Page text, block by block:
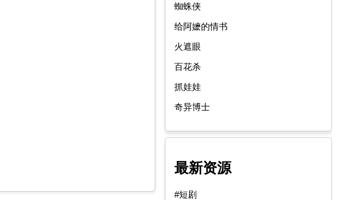
蜘蛛侠
给阿嬷的情书
火遮眼
百花杀
抓娃娃
奇异博士
最新资源
#短剧